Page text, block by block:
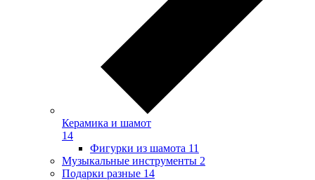
Керамика и шамот
14
Фигурки из шамота 11
Музыкальные инструменты 2
Подарки разные 14